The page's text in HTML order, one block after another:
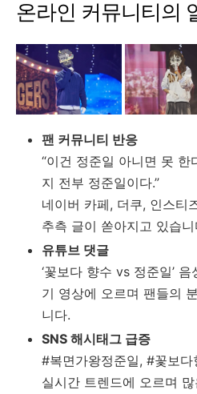
온라인 커뮤니티의
팬 커뮤니티 반응
“이건 정준일 아니면 못 한
지 전부 정준일이다.”
네이버 카페, 더쿠, 인스티
추측 글이 쏟아지고 있습니
유튜브 댓글
‘꽃보다 향수 vs 정준일’ 음
기 영상에 오르며 팬들의
니다.
SNS 해시태그 급증
#복면가왕정준일, #꽃보다
실시간 트렌드에 오르며